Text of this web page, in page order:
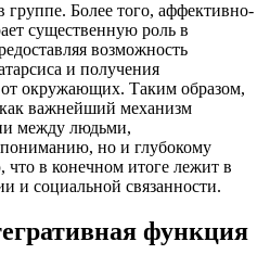
группе. Более того, аффективно-
существенную роль в
возможность
и получения
окружающих. Таким образом,
важнейший механизм
между людьми,
но и глубокому
в конечном итоге лежит в
и социальной связанности.
функция